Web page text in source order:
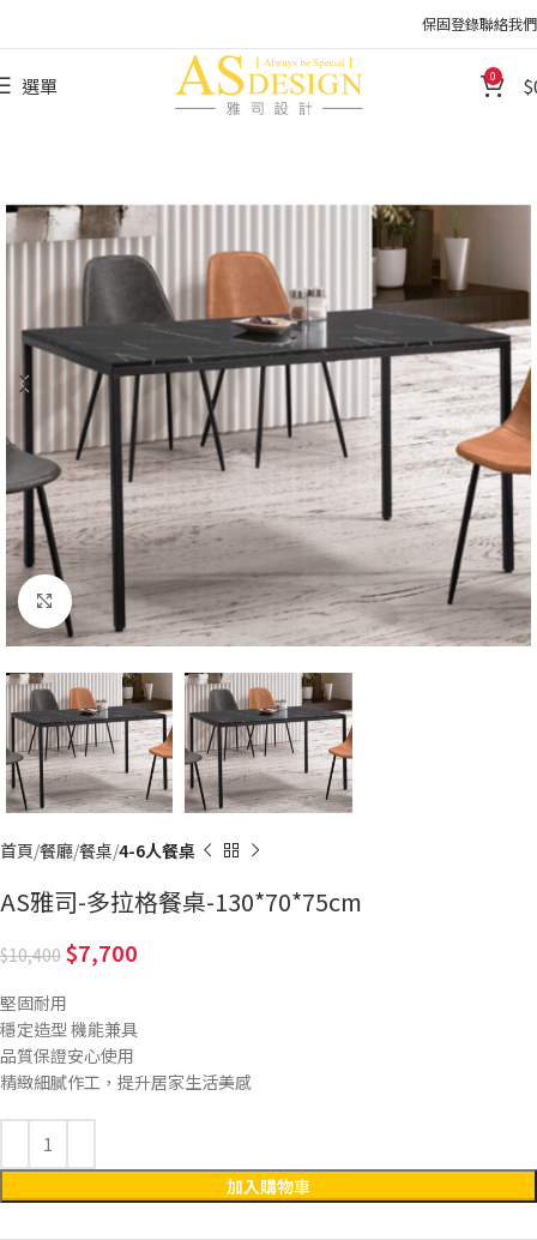
保固登錄聯絡我們
選單 0
Click to enlarge
首頁 餐廳 餐桌 4-6人餐桌
AS雅司-多拉格餐桌-130*70*75cm
10,400 7,700
堅固耐用
穩定造型 機能兼具
品質保證安心使用
精緻細膩作工，提升居家生活美感
加入購物車